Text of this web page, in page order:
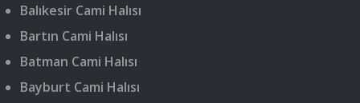
Balıkesir Cami Halısı
Bartın Cami Halısı
Batman Cami Halısı
Bayburt Cami Halısı